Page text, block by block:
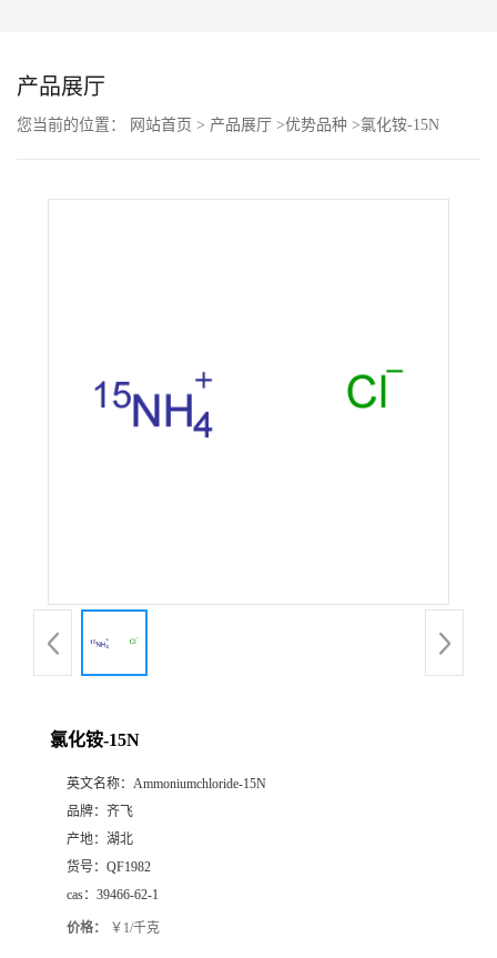
动
联
系
产品展厅
您当前的位置： 网站首页 > 产品展厅 >优势品种 >氯化铵-15N
氯化铵-15N
英文名称： Ammoniumchloride-15N
品牌： 齐飞
产地： 湖北
货号： QF1982
cas： 39466-62-1
价格： ￥1/千克